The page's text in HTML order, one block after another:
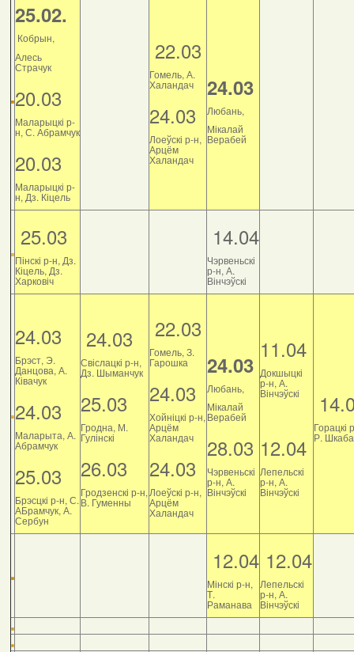
25.02.
Кобрын,
Алесь
Страчук
20.03
Маларыцкі р-
н, С. Абрамчук
20.03
Маларыцкі р-
н, Дз. Кіцель
22.03
Гомель, А.
Халандач
24.03
Лоеўскі р-н,
Арцём
Халандач
24.03
Любань,
Мікалай
Верабей
25.03
Пінскі р-н, Дз.
Кіцель, Дз.
Харковіч
14.04
Чэрвеньскі
р-н, А.
Вінчэўскі
24.03
Брэст, Э.
Данцова, А.
Ківачук
24.03
Маларыта, А.
Абрамчук
25.03
Брэсцкі р-н, С.
АБрамчук, А.
Сербун
24.03
Свіслацкі р-н,
Дз. Шыманчук
25.03
Гродна, М.
Гулінскі
26.03
Гродзенскі р-н,
В. Гуменны
22.03
Гомель, З.
Гарошка
24.03
Хойніцкі р-н,
Арцём
Халандач
24.03
Лоеўскі р-н,
Арцём
Халандач
24.03
Любань,
Мікалай
Верабей
28.03
Чэрвеньскі
р-н, А.
Вінчэўскі
11.04
Докшыцкі
р-н, А.
Вінчэўскі
12.04
Лепельскі
р-н, А.
Вінчэўскі
Горацкі
Р.
12.04
Мінскі р-н,
Т.
Раманава
12.04
Лепельскі
р-н, А.
Вінчэўскі